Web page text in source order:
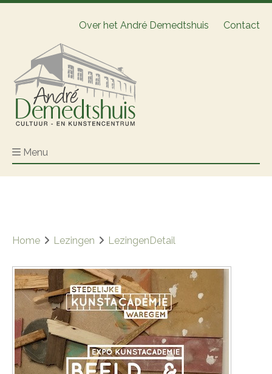
Over het André Demedtshuis Contact
Menu
Home Lezingen LezingenDetail